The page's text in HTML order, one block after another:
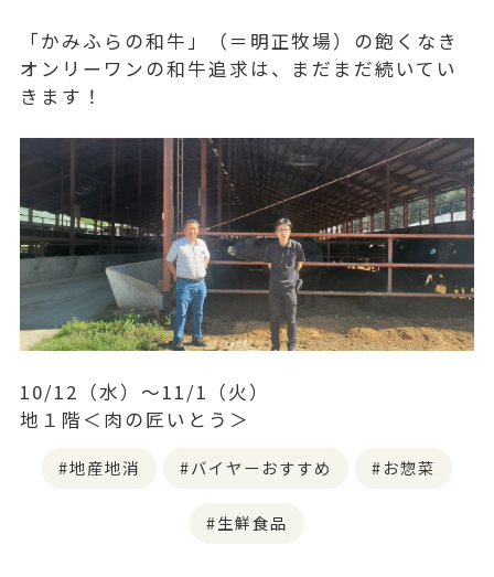
「かみふらの和牛」（＝明正牧場）の飽くなき
オンリーワンの和牛追求は、まだまだ続いてい
きます！
10/12（水）～11/1（火）
地１階＜肉の匠いとう＞
地産地消 バイヤーおすすめ お惣菜
生鮮食品